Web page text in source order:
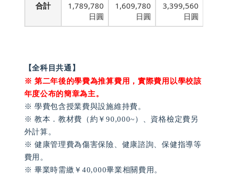
合計
1,789,780
日圓
1,609,780
日圓
3,399,560
日圓
【全科目共通】
※ 第二年後的學費為推算費用，實際費用以學校該
年度公布的簡章為主。
※ 學費包含授業費與設施維持費。
※ 教本．教材費（約￥90,000~）、資格檢定費另
外計算。
※ 健康管理費為傷害保險、健康諮詢、保健指導等
費用。
※ 畢業時需繳￥40,000畢業相關費用。